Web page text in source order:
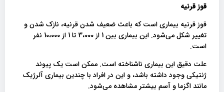
قوز قرنیه
قوز قرنیه بیماری است که باعث ضعیف شدن قرنیه، نازک شدن و
تغییر شکل می‌شود. این بیماری بین 1 از 3،000 تا 1 از 10،000 نفر
است.
علت دقیق این بیماری ناشناخته است. ممکن است یک پیوند
ژنتیکی وجود داشته باشد، و این در افراد با چندین بیماری آلرژیک
مانند اگزما و آسم بیشتر مشاهده می‌شود.